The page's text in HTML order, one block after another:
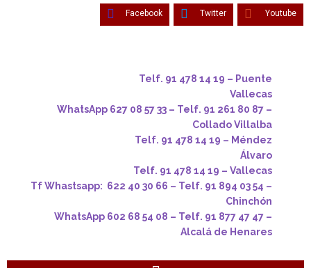
Facebook Twitter Youtube
Telf. 91 478 14 19 – Puente
Vallecas
WhatsApp 627 08 57 33 – Telf. 91 261 80 87 –
Collado Villalba
Telf. 91 478 14 19 – Méndez
Álvaro
Telf. 91 478 14 19 – Vallecas
Tf Whastsapp: 622 40 30 66 – Telf. 91 894 03 54 –
Chinchón
WhatsApp 602 68 54 08 – Telf. 91 877 47 47 –
Alcalá de Henares